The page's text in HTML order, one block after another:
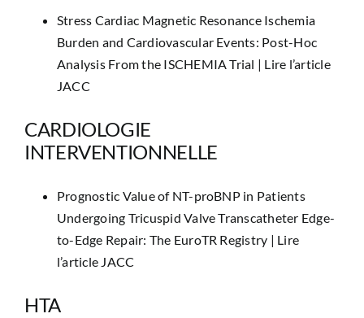
Stress Cardiac Magnetic Resonance Ischemia
Burden and Cardiovascular Events: Post-Hoc
Analysis From the ISCHEMIA Trial | Lire l’article
JACC
CARDIOLOGIE
INTERVENTIONNELLE
Prognostic Value of NT-proBNP in Patients
Undergoing Tricuspid Valve Transcatheter Edge-
to-Edge Repair: The EuroTR Registry | Lire
l’article JACC
HTA